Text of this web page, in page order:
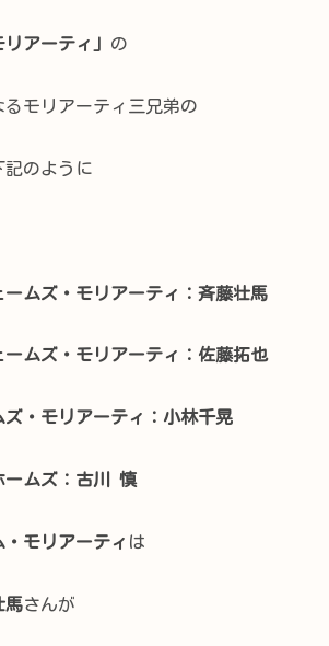
リアーティ」 の
モリアーティ三兄弟の
記のように
ームズ・モリアーティ：斉藤壮馬
ームズ・モリアーティ：佐藤拓也
ズ・モリアーティ：小林千晃
ームズ：古川 慎
・モリアーティ は
馬さんが